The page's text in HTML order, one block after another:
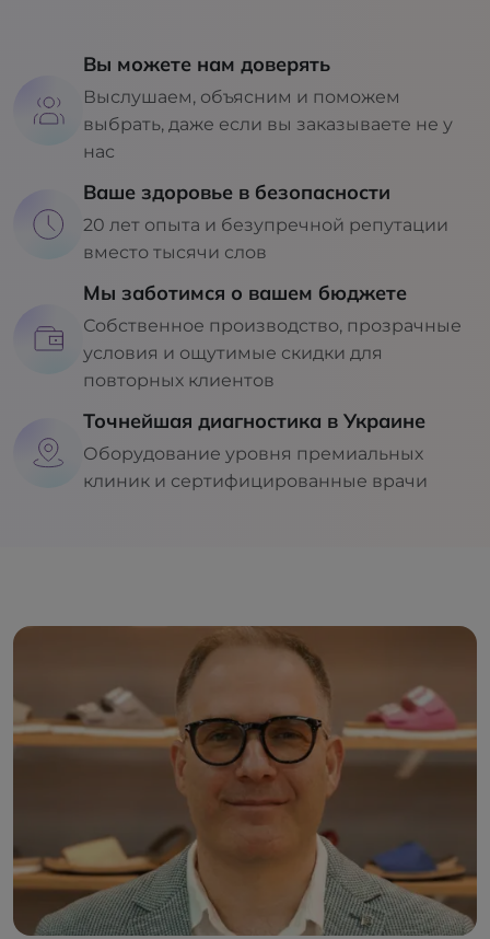
Вы можете нам доверять
Выслушаем, объясним и поможем
выбрать, даже если вы заказываете не у
нас
Ваше здоровье в безопасности
20 лет опыта и безупречной репутации
вместо тысячи слов
Мы заботимся о вашем бюджете
Собственное производство, прозрачные
условия и ощутимые скидки для
повторных клиентов
Точнейшая диагностика в Украине
Оборудование уровня премиальных
клиник и сертифицированные врачи